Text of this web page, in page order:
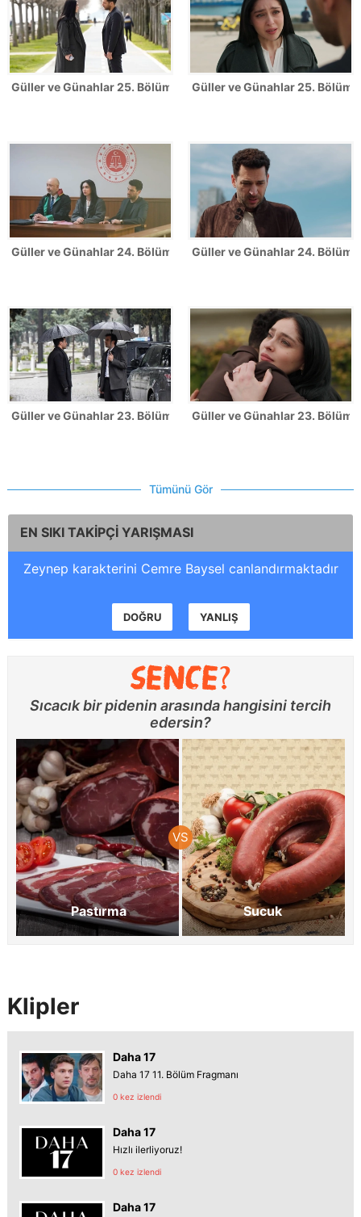
Güller ve Günahlar 25. Bölüm FotoğraflarıGüller ve Günahlar 25.
Güller ve Günahlar 24. Bölüm FotoğraflarıGüller ve Günahlar 24.
Güller ve Günahlar 23. Bölüm FotoğraflarıGüller ve Günahlar 23.
Tümünü Gör
EN SIKI TAKİPÇİ YARIŞMASI
Zeynep karakterini Cemre Baysel canlandırmaktadır
DOĞRU YANLIŞ
Sıcacık bir pidenin arasında hangisini tercih
edersin?
Pastırma Sucuk
Klipler
Daha 17
Daha 17 11. Bölüm Fragmanı
0 kez izlendi
Daha 17
Hızlı ilerliyoruz!
0 kez izlendi
Daha 17